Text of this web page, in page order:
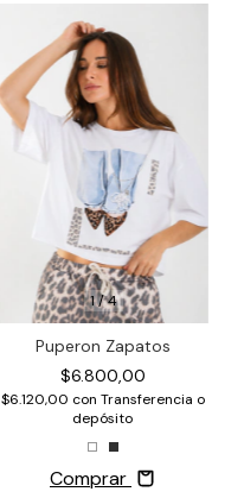
1/4
Puperon Zapatos
$6.800,00
$6.120,00 con Transferencia o
depósito
Comprar